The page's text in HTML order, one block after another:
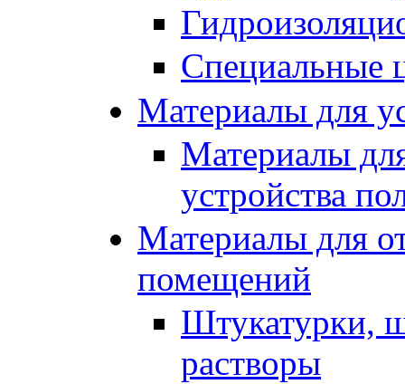
Специальные
Материалы для
Материалы
устройства
Материалы для
помещений
Штукатурки,
растворы